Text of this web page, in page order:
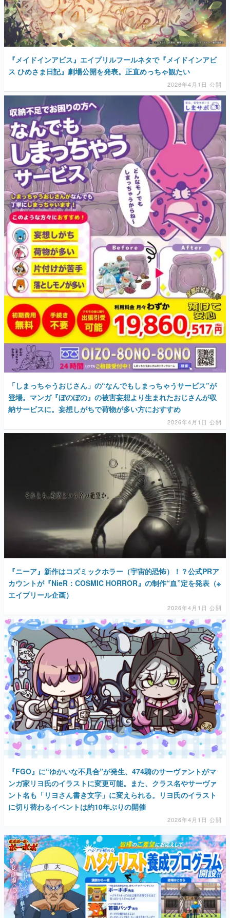
『メイドインアビス』エイプリルフールネタで『メイドインアビ
ス ひめさま日記』劇場公開を発表。正直めっちゃ観たい
2026年4月1日 公開
「しまっちゃうおじさん」の“なんでもしまっちゃうサービス”が
登場。マンガ『ぼのぼの』の被害妄想より生まれたおじさんが収
納サービスに。妄想しがちで荷物が多い方におすすめ
2026年4月1日 公開
『ニーア』新作はコズミックホラー（宇宙的恐怖）！？公式PRア
カウントが『NieR：COSMIC HORROR』の制作“血”定を発表（※
エイプリール企画）
2026年4月1日 公開
『FGO』に“ゆかいな不具合”が発生、474騎のサーヴァントがマ
ンガ家リヨ氏のイラストに変更可能。また、クラス名やサーヴァ
ント名も「リヨさん書き文字」に変えられる。リヨ氏のイラスト
に切り替わるイベントは約10年ぶりの開催
2026年4月1日 公開